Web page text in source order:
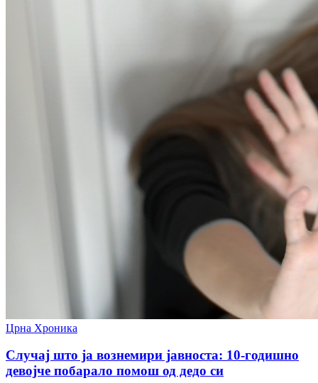
Црна Хроника
Случај што ја вознемири јавноста: 10-годишно
девојче побарало помош од дедо си